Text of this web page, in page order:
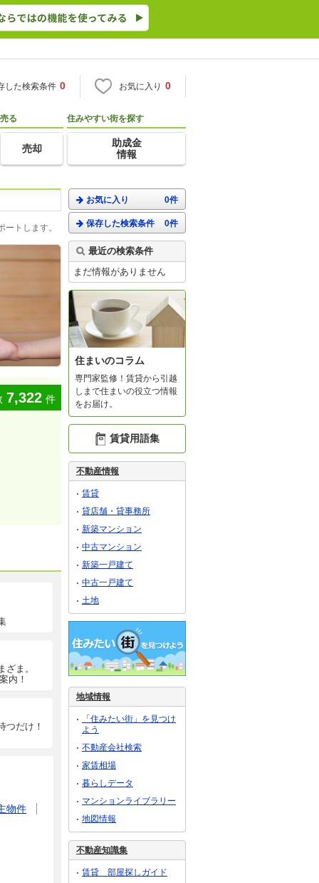
した検索条件 0 お気に入り 0
売る
売却
住みやすい街を探す
助成金
情報
トします。
7,322 件
ま。
内！
つだけ！
物件
お気に入り 0件
保存した検索条件 0件
最近の検索条件
まだ情報がありません
住まいのコラム
専門家監修！賃貸から引越
しまで住まいの役立つ情報
をお届け。
賃貸用語集
不動産情報
賃貸
貸店舗・貸事務所
新築マンション
中古マンション
新築一戸建て
中古一戸建て
土地
地域情報
「住みたい街」を見つけ
よう
不動産会社検索
家賃相場
暮らしデータ
マンションライブラリー
地図情報
不動産知識集
賃貸 部屋探しガイド